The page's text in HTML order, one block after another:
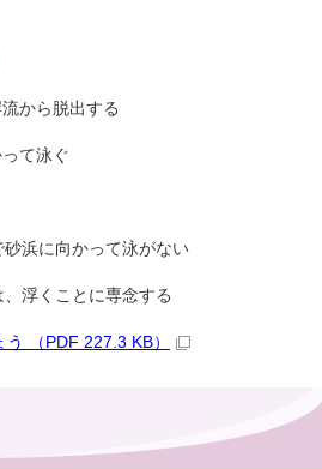
から脱出する
て泳ぐ
砂浜に向かって泳がない
、浮くことに専念する
（PDF 227.3 KB）